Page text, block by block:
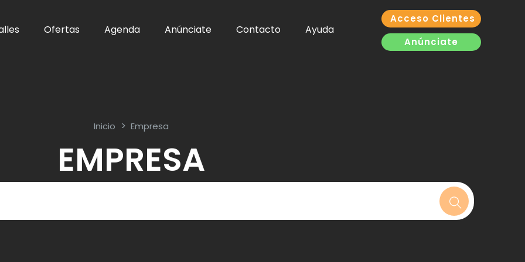
Ofertas Agenda Anúnciate Contacto Ayuda
Acceso Clientes
Anúnciate
Inicio Empresa
EMPRESA